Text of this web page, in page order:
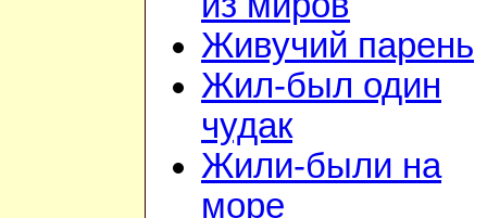
Живучий парень
Жил-был один
чудак
Жили-были на
море